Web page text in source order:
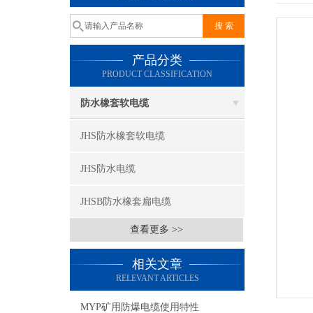
产品分类
PRODUCT CLASSIFICATION
防水橡套软电缆
JHS防水橡套软电缆
JHS防水电缆
JHSB防水橡套扁电缆
查看更多 >>
相关文章
RELEVANT ARTICLES
MYP矿用防爆电缆使用特性